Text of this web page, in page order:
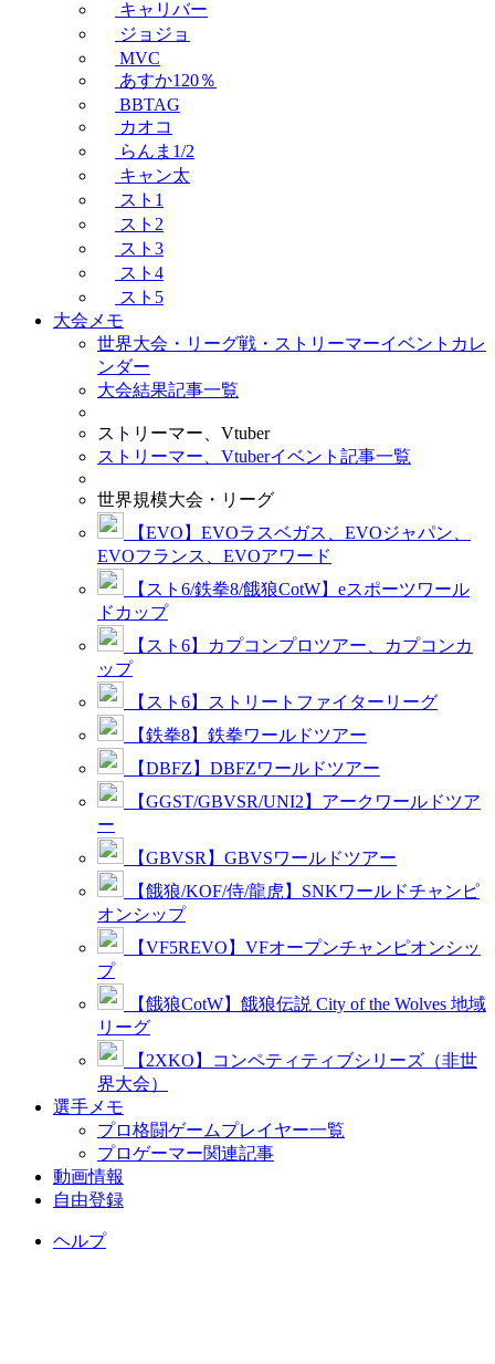
キャリバー
ジョジョ
MVC
あすか120％
BBTAG
カオコ
らんま1/2
キャン太
スト1
スト2
スト3
スト4
スト5
大会メモ
世界大会・リーグ戦・ストリーマーイベントカレ
ンダー
大会結果記事一覧
ストリーマー、Vtuber
ストリーマー、Vtuberイベント記事一覧
世界規模大会・リーグ
【EVO】EVOラスベガス、EVOジャパン、
EVOフランス、EVOアワード
【スト6/鉄拳8/餓狼CotW】eスポーツワール
ドカップ
【スト6】カプコンプロツアー、カプコンカ
ップ
【スト6】ストリートファイターリーグ
【鉄拳8】鉄拳ワールドツアー
【DBFZ】DBFZワールドツアー
【GGST/GBVSR/UNI2】アークワールドツア
ー
【GBVSR】GBVSワールドツアー
【餓狼/KOF/侍/龍虎】SNKワールドチャンピ
オンシップ
【VF5REVO】VFオープンチャンピオンシッ
プ
【餓狼CotW】餓狼伝説 City of the Wolves 地域
リーグ
【2XKO】コンペティティブシリーズ（非世
界大会）
選手メモ
プロ格闘ゲームプレイヤー一覧
プロゲーマー関連記事
動画情報
自由登録
ヘルプ